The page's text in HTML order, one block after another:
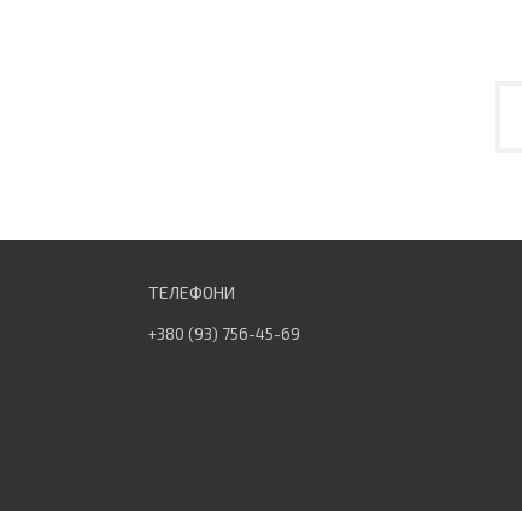
+380 (93) 756-45-69